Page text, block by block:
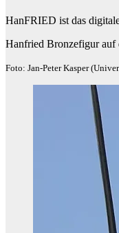
HanFRIED ist das
Hanfried Bronzefigur auf
Foto: Jan-Peter Kasper